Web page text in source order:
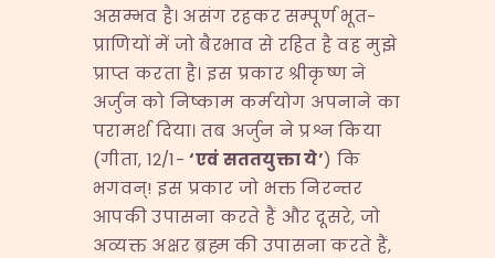
असम्भव है। असंग रहकर सम्पूर्ण भूत-
प्राणियों में जो बैरभाव से रहित है वह मुझे
प्राप्त करता है। इस प्रकार श्रीकृष्ण ने
अर्जुन को निष्काम कर्मयोग अपनाने का
परामर्श दिया। तब अर्जुन ने प्रश्न किया
(गीता, 12/1-‘एवं सततयुक्ता ये’) कि
भगवन्! इस प्रकार जो भक्त निरन्तर
आपकी उपासना करते हैं और दूसरे, जो
अव्यक्त अक्षर ब्रह्म की उपासना करते हैं,